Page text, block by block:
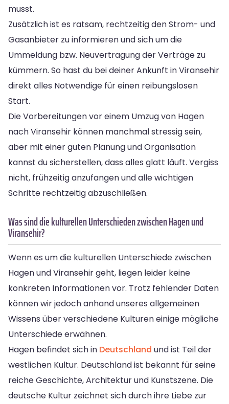
musst.
Zusätzlich ist es ratsam, rechtzeitig den Strom- und
Gasanbieter zu informieren und sich um die
Ummeldung bzw. Neuvertragung der Verträge zu
kümmern. So hast du bei deiner Ankunft in Viransehir
direkt alles Notwendige für einen reibungslosen
Start.
Die Vorbereitungen vor einem Umzug von Hagen
nach Viransehir können manchmal stressig sein,
aber mit einer guten Planung und Organisation
kannst du sicherstellen, dass alles glatt läuft. Vergiss
nicht, frühzeitig anzufangen und alle wichtigen
Schritte rechtzeitig abzuschließen.
Was sind die kulturellen Unterschieden zwischen Hagen und
Viransehir?
Wenn es um die kulturellen Unterschiede zwischen
Hagen und Viransehir geht, liegen leider keine
konkreten Informationen vor. Trotz fehlender Daten
können wir jedoch anhand unseres allgemeinen
Wissens über verschiedene Kulturen einige mögliche
Unterschiede erwähnen.
Hagen befindet sich in Deutschland und ist Teil der
westlichen Kultur. Deutschland ist bekannt für seine
reiche Geschichte, Architektur und Kunstszene. Die
deutsche Kultur zeichnet sich durch ihre Liebe zur